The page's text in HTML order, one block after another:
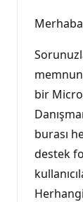
bir
burası
destek